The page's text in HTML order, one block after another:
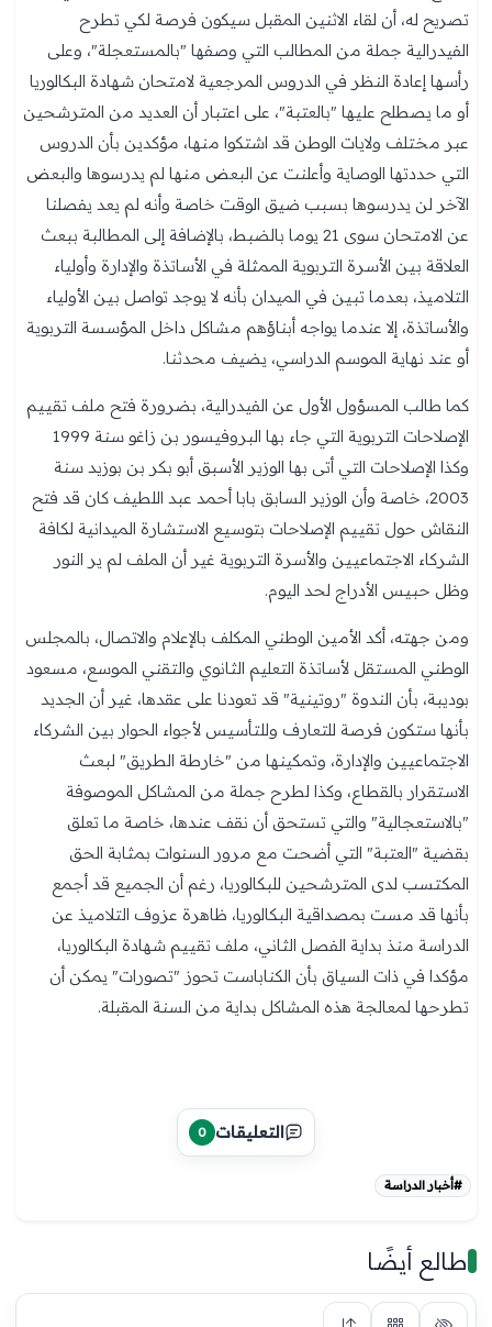
تصريح له، أن لقاء الاثنين المقبل سيكون فرصة لكي تطرح
الفيدرالية جملة من المطالب التي وصفها "بالمستعجلة"، وعلى
رأسها إعادة النظر في الدروس المرجعية لامتحان شهادة البكالوريا
أو ما يصطلح عليها "بالعتبة"، على اعتبار أن العديد من المترشحين
عبر مختلف ولايات الوطن قد اشتكوا منها، مؤكدين بأن الدروس
التي حددتها الوصاية وأعلنت عن البعض منها لم يدرسوها والبعض
الآخر لن يدرسوها بسبب ضيق الوقت خاصة وأنه لم يعد يفصلنا
عن الامتحان سوى 21 يوما بالضبط، بالإضافة إلى المطالبة ببعث
العلاقة بين الأسرة التربوية الممثلة في الأساتذة والإدارة وأولياء
التلاميذ، بعدما تبين في الميدان بأنه لا يوجد تواصل بين الأولياء
والأساتذة، إلا عندما يواجه أبناؤهم مشاكل داخل المؤسسة التربوية
أو عند نهاية الموسم الدراسي، يضيف محدثنا.
كما طالب المسؤول الأول عن الفيدرالية، بضرورة فتح ملف تقييم
الإصلاحات التربوية التي جاء بها البروفيسور بن زاغو سنة 1999
وكذا الإصلاحات التي أتى بها الوزير الأسبق أبو بكر بن بوزيد سنة
2003، خاصة وأن الوزير السابق بابا أحمد عبد اللطيف كان قد فتح
النقاش حول تقييم الإصلاحات بتوسيع الاستشارة الميدانية لكافة
الشركاء الاجتماعيين والأسرة التربوية غير أن الملف لم ير النور
وظل حبيس الأدراج لحد اليوم.
ومن جهته، أكد الأمين الوطني المكلف بالإعلام والاتصال، بالمجلس
الوطني المستقل لأساتذة التعليم الثانوي والتقني الموسع، مسعود
بوديبة، بأن الندوة "روتينية" قد تعودنا على عقدها، غير أن الجديد
بأنها ستكون فرصة للتعارف وللتأسيس لأجواء الحوار بين الشركاء
الاجتماعيين والإدارة، وتمكينها من "خارطة الطريق" لبعث
الاستقرار بالقطاع، وكذا لطرح جملة من المشاكل الموصوفة
"بالاستعجالية" والتي تستحق أن نقف عندها، خاصة ما تعلق
بقضية "العتبة" التي أضحت مع مرور السنوات بمثابة الحق
المكتسب لدى المترشحين للبكالوريا، رغم أن الجميع قد أجمع
بأنها قد مست بمصداقية البكالوريا، ظاهرة عزوف التلاميذ عن
الدراسة منذ بداية الفصل الثاني، ملف تقييم شهادة البكالوريا،
مؤكدا في ذات السياق بأن الكناباست تحوز "تصورات" يمكن أن
تطرحها لمعالجة هذه المشاكل بداية من السنة المقبلة.
التعليقات 0
#أخبار الدراسة
طالع أيضًا